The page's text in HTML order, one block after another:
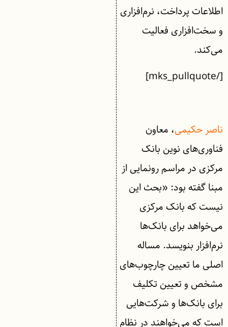
اطلاعات پرداخت، نرم‌افزاری
و سخت‌افزاری فعالیت
می‌کند.
[/mks_pullquote]
ناصر حکیمی، معاون
فناوری‌های نوین بانک
مرکزی در مراسم رونمایی از
مبنا گفته بود: «بحث این
نیست که بانک مرکزی
می‌خواهد برای بانک‌ها
نرم‌افزار بنویسد. مساله
اصلی ما تعیین چارچوب‌های
مشخص و تعیین تکلیف
برای بانک‌ها و شرکت‌هایی
است که می‌خواهند در نظام